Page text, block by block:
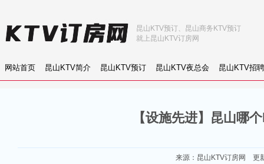
网站首页 昆山KTV简介 昆山KTV预订 昆山KTV夜总会 昆山KTV招聘
昆山KTV预订、昆山商务KTV预订
就上昆山KTV订房网
【设施先进】昆山哪
来源： 昆山KTV订房网 更